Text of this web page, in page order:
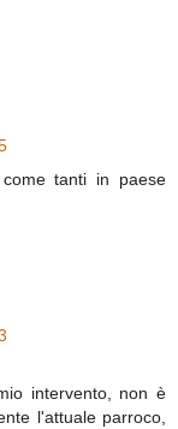
tanti in paese
intervento, non è
l'attuale parroco,